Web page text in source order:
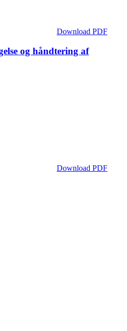
Download PDF
og håndtering af
Download PDF